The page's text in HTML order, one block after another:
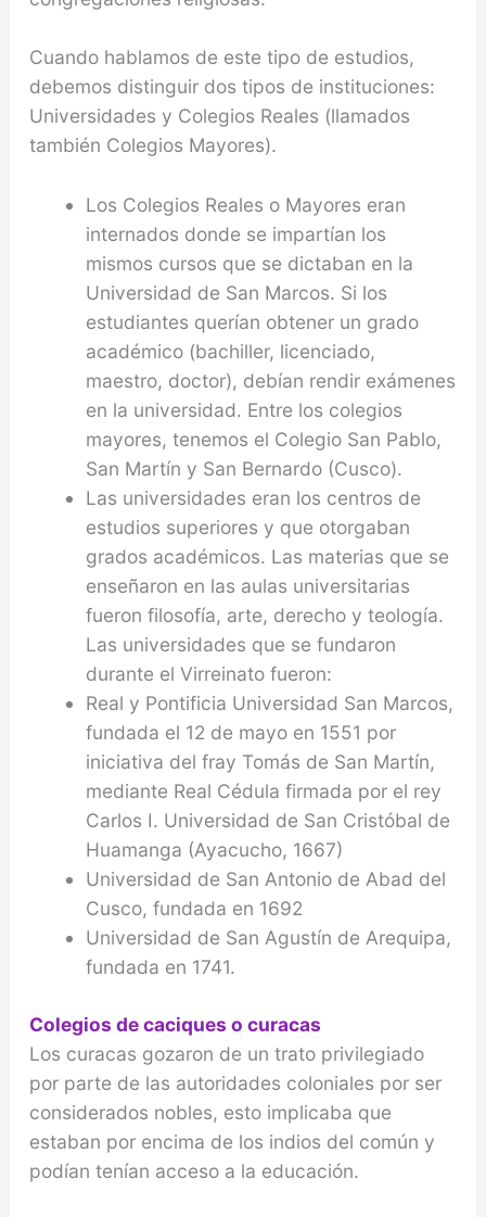
Cuando hablamos de este tipo de estudios,
debemos distinguir dos tipos de instituciones:
Universidades y Colegios Reales (llamados
también Colegios Mayores).
Los Colegios Reales o Mayores eran
internados donde se impartían los
mismos cursos que se dictaban en la
Universidad de San Marcos. Si los
estudiantes querían obtener un grado
académico (bachiller, licenciado,
maestro, doctor), debían rendir exámenes
en la universidad. Entre los colegios
mayores, tenemos el Colegio San Pablo,
San Martín y San Bernardo (Cusco).
Las universidades eran los centros de
estudios superiores y que otorgaban
grados académicos. Las materias que se
enseñaron en las aulas universitarias
fueron filosofía, arte, derecho y teología.
Las universidades que se fundaron
durante el Virreinato fueron:
Real y Pontificia Universidad San Marcos,
fundada el 12 de mayo en 1551 por
iniciativa del fray Tomás de San Martín,
mediante Real Cédula firmada por el rey
Carlos I. Universidad de San Cristóbal de
Huamanga (Ayacucho, 1667)
Universidad de San Antonio de Abad del
Cusco, fundada en 1692
Universidad de San Agustín de Arequipa,
fundada en 1741.
Colegios de caciques o curacas
Los curacas gozaron de un trato privilegiado
por parte de las autoridades coloniales por ser
considerados nobles, esto implicaba que
estaban por encima de los indios del común y
podían tenían acceso a la educación.